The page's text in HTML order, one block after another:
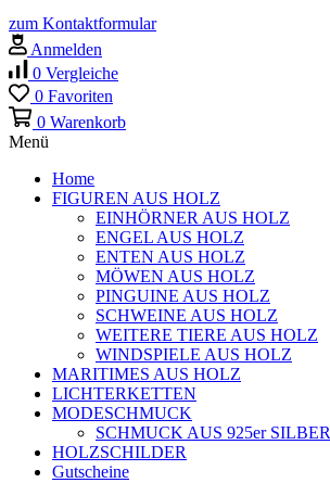
zum Kontaktformular
Anmelden
0 Vergleiche
0 Favoriten
0 Warenkorb
Menü
Home
FIGUREN AUS HOLZ
EINHÖRNER AUS HOLZ
ENGEL AUS HOLZ
ENTEN AUS HOLZ
MÖWEN AUS HOLZ
PINGUINE AUS HOLZ
SCHWEINE AUS HOLZ
WEITERE TIERE AUS HOLZ
WINDSPIELE AUS HOLZ
MARITIMES AUS HOLZ
LICHTERKETTEN
MODESCHMUCK
SCHMUCK AUS 925er SILBER
HOLZSCHILDER
Gutscheine